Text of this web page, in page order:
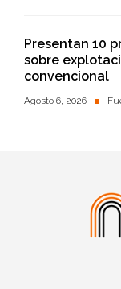
Presentan 10
sobre
convencional
Agosto 6, 2026